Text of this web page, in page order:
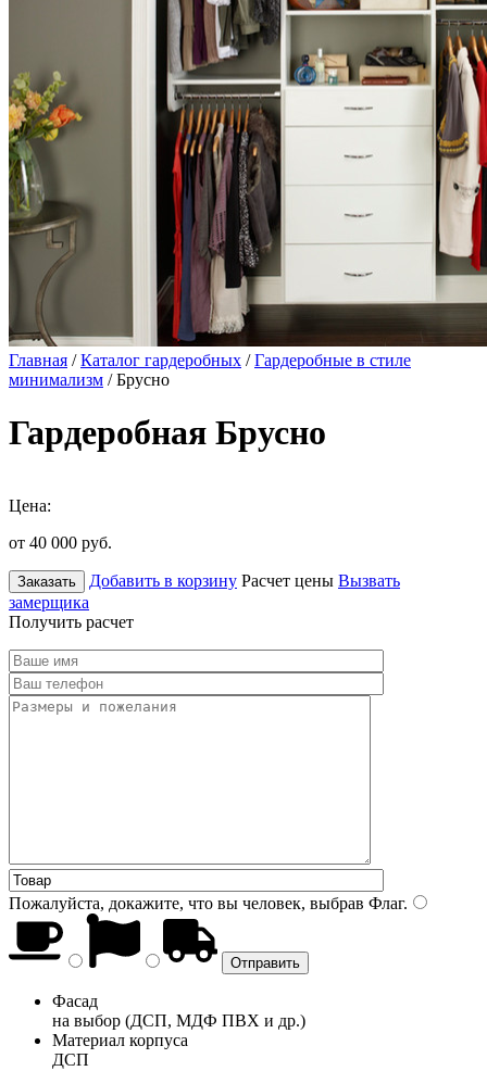
Главная /Каталог гардеробных /Гардеробные в стиле
минимализм / Брусно
Гардеробная Брусно
Цена:
от 40 000 руб.
Заказать Добавить в корзину Расчет цены Вызвать
замерщика
Получить расчет
Пожалуйста, докажите, что вы человек, выбрав Флаг.
Фасад
на выбор (ДСП, МДФ ПВХ и др.)
Материал корпуса
ДСП